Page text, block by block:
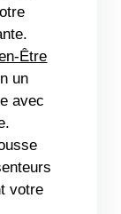
Être
un
avec
votre